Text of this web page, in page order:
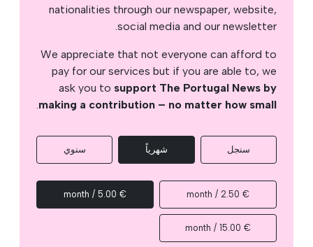
nationalities through our newspaper, website,
social media and our newsletter.
We appreciate that not everyone can afford to
pay for our services but if you are able to, we
ask you to support The Portugal News by
making a contribution – no matter how small
.
سنجل شهرياً سنوي
€ 2.50 / month
€ 5.00 / month
€ 15.00 / month